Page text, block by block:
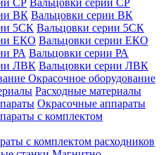
Вальцовки серии ВК
Вальцовки серии 5СК
Вальцовки серии ЕКО
Вальцовки серии РА
Вальцовки серии ЛВК
Окрасочное оборудование
Расходные материалы
Окрасочные аппараты
с комплектом расходников